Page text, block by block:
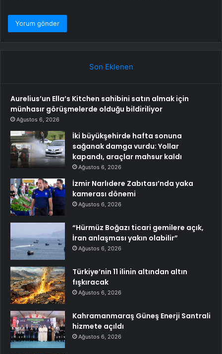
Son Eklenen
Aurelius’un Ella’s Kitchen sahibini satın almak için
münhasır görüşmelerde olduğu bildiriliyor
Ağustos 6, 2026
İki büyükşehirde hafta sonuna
sağanak damga vurdu: Yollar
kapandı, araçlar mahsur kaldı
Ağustos 6, 2026
İzmir Narlıdere Zabıtası’nda yaka
kamerası dönemi
Ağustos 6, 2026
“Hürmüz Boğazı ticari gemilere açık,
İran anlaşması yakın olabilir”
Ağustos 6, 2026
Türkiye’nin 11 ilinin altından altın
fışkıracak
Ağustos 6, 2026
Kahramanmaraş Güneş Enerji Santrali
hizmete açıldı
Ağustos 6, 2026